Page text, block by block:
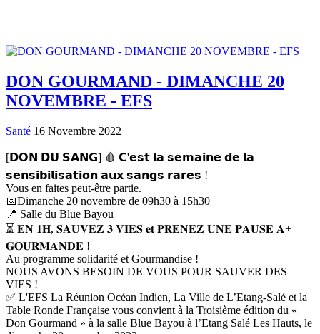
DON GOURMAND - DIMANCHE 20
NOVEMBRE - EFS
Santé 16 Novembre 2022
[𝗗𝗢𝗡 𝗗𝗨 𝗦𝗔𝗡𝗚] 🩸 𝗖'𝗲𝘀𝘁 𝗹𝗮 𝘀𝗲𝗺𝗮𝗶𝗻𝗲 𝗱𝗲 𝗹𝗮
𝘀𝗲𝗻𝘀𝗶𝗯𝗶𝗹𝗶𝘀𝗮𝘁𝗶𝗼𝗻 𝗮𝘂𝘅 𝘀𝗮𝗻𝗴𝘀 𝗿𝗮𝗿𝗲𝘀 !
Vous en faites peut-être partie.
📅Dimanche 20 novembre de 09h30 à 15h30
📍 Salle du Blue Bayou
⏳ 𝐄𝐍 𝟏𝐇, 𝐒𝐀𝐔𝐕𝐄𝐙 𝟑 𝐕𝐈𝐄𝐒 𝐞𝐭 𝐏𝐑𝐄𝐍𝐄𝐙 𝐔𝐍𝐄 𝐏𝐀𝐔𝐒𝐄 𝐀+
𝐆𝐎𝐔𝐑𝐌𝐀𝐍𝐃𝐄 !
Au programme solidarité et Gourmandise !
NOUS AVONS BESOIN DE VOUS POUR SAUVER DES
VIES !
✅ L'EFS La Réunion Océan Indien, La Ville de L’Etang-Salé et la
Table Ronde Française vous convient à la Troisième édition du «
Don Gourmand » à la salle Blue Bayou à l’Etang Salé Les Hauts, le